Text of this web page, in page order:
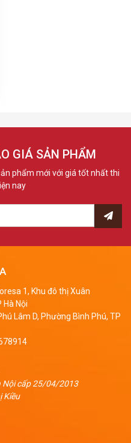
GIÁ SẢN PHẨM
phẩm mới với giá tốt nhất thi
nay
1, Khu đô thị Xuân
Nội
Lâm D, Phường Bình Phú, TP
Nội cấp 25/04/2013
Kiều